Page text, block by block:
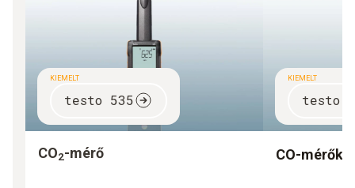
KIEMELT
testo 535
CO2-mérő
KIEMELT
testo
CO-mérők